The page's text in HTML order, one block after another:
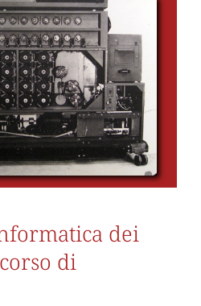
dei
di